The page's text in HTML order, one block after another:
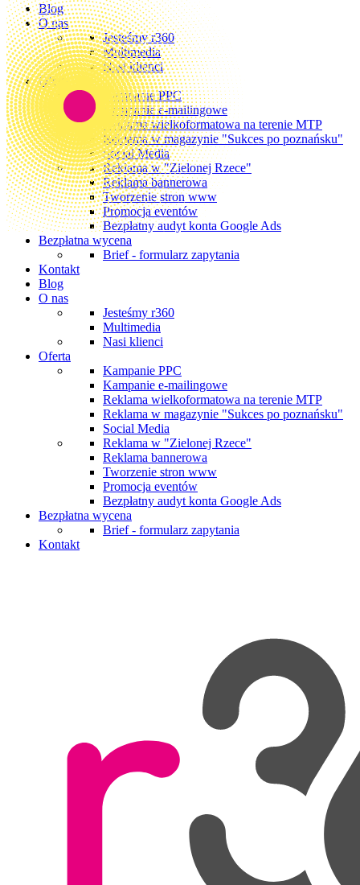
Blog
O nas
Jesteśmy r360
Multimedia
Nasi klienci
Oferta
Kampanie PPC
Kampanie e-mailingowe
Reklama wielkoformatowa na terenie MTP
Reklama w magazynie "Sukces po poznańsku"
Social Media
Reklama w "Zielonej Rzece"
Reklama bannerowa
Tworzenie stron www
Promocja eventów
Bezpłatny audyt konta Google Ads
Bezpłatna wycena
Brief - formularz zapytania
Kontakt
Blog
O nas
Jesteśmy r360
Multimedia
Nasi klienci
Oferta
Kampanie PPC
Kampanie e-mailingowe
Reklama wielkoformatowa na terenie MTP
Reklama w magazynie "Sukces po poznańsku"
Social Media
Reklama w "Zielonej Rzece"
Reklama bannerowa
Tworzenie stron www
Promocja eventów
Bezpłatny audyt konta Google Ads
Bezpłatna wycena
Brief - formularz zapytania
Kontakt